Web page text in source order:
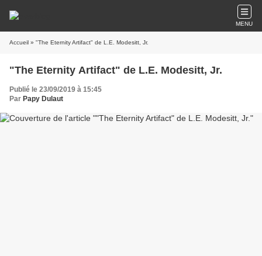
MENU
Accueil » "The Eternity Artifact" de L.E. Modesitt, Jr.
"The Eternity Artifact" de L.E. Modesitt, Jr.
Publié le 23/09/2019 à 15:45
Par Papy Dulaut